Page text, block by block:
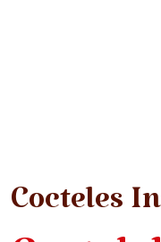
Cocteles